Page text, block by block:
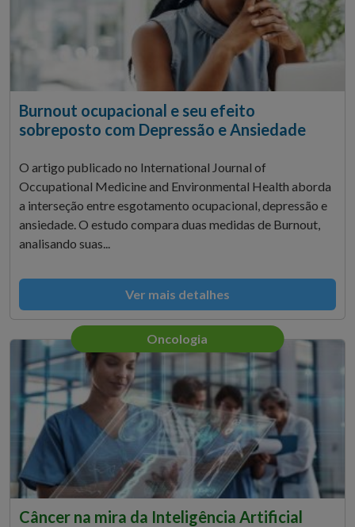
Burnout ocupacional e seu efeito
sobreposto com Depressão e Ansiedade
O artigo publicado no International Journal of
Occupational Medicine and Environmental Health aborda
a interseção entre esgotamento ocupacional, depressão e
ansiedade. O estudo compara duas medidas de Burnout,
analisando suas...
Ver mais detalhes
Oncologia
Câncer na mira da Inteligência Artificial